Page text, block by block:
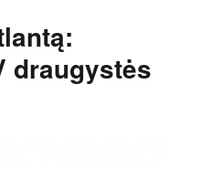
draugystės